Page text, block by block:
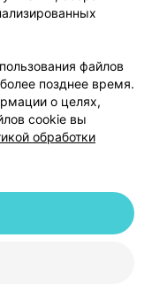
Доставка
Партнеры
103.by
Cookie
Республика Беларусь,
файлов
позднее время.
о целях,
cookie вы
обработки